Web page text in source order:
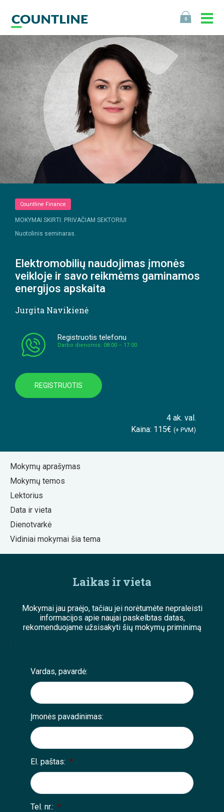
0
Countline Finance
MOKYMAI SKIRTI: PRIVAČIAM SEKTORIUI
Nuotolinis seminaras.
Elektromobilių naudojimas įmonės
veikloje ir savo reikmėms gaminamos
energijos apskaita
Jurgita Navikienė
Registruotis telefonu
Darbo dienomis: 08:00 – 17:00
REGISTRUOTIS
4 ak. val.
Kaina: 115€ (+ PVM)
Mokymų aprašymas
Mokymų temos
Lektorius
Data ir vieta
Dienotvarkė
Vidiniai mokymai šia tema
Laikas ir vieta
Mokymai jau praėjo, tačiau jei norėtumėte nepraleisti
informacijos apie naujai paskelbtas datas,
rekomenduojame užsisakyti šių mokymų priminimą
;
Vardas, pavardė:
Įmonės pavadinimas:
El. paštas: *
Tel. nr.: *